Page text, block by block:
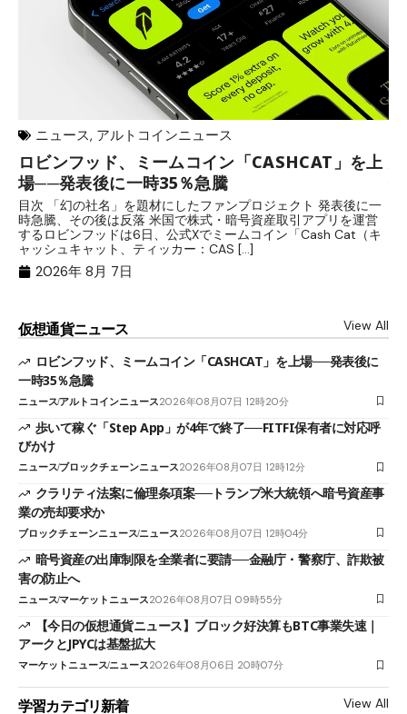
ニュース, アルトコインニュース
ロビンフッド、ミームコイン「CASHCAT」を上
場──発表後に一時35％急騰
目次 「幻の社名」を題材にしたファンプロジェクト 発表後に一
時急騰、その後は反落 米国で株式・暗号資産取引アプリを運営
するロビンフッドは6日、公式Xでミームコイン「Cash Cat（キ
ャッシュキャット、ティッカー：CAS […]
2026年 8月 7日
仮想通貨ニュース View All
ロビンフッド、ミームコイン「CASHCAT」を上場──発表後に
一時35％急騰
ニュースアルトコインニュース2026年08月07日 12時20分
歩いて稼ぐ「Step App」が4年で終了──FITFI保有者に対応呼
びかけ
ニュースブロックチェーンニュース2026年08月07日 12時12分
クラリティ法案に倫理条項案──トランプ米大統領へ暗号資産事
業の売却要求か
ブロックチェーンニュースニュース2026年08月07日 12時04分
暗号資産の出庫制限を全業者に要請──金融庁・警察庁、詐欺被
害の防止へ
ニュースマーケットニュース2026年08月07日 09時55分
【今日の仮想通貨ニュース】ブロック好決算もBTC事業失速｜
アークとJPYCは基盤拡大
マーケットニュースニュース2026年08月06日 20時07分
学習カテゴリ新着 View All